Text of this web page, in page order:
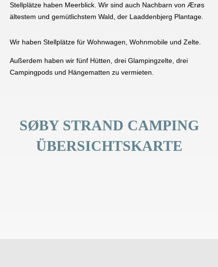
Stellplätze haben Meerblick. Wir sind auch Nachbarn von Ærøs
ältestem und gemütlichstem Wald, der Laaddenbjerg Plantage.
Wir haben Stellplätze für Wohnwagen, Wohnmobile und Zelte.
Außerdem haben wir fünf Hütten, drei Glampingzelte, drei
Campingpods und Hängematten zu vermieten.
SØBY STRAND CAMPING
ÜBERSICHTSKARTE